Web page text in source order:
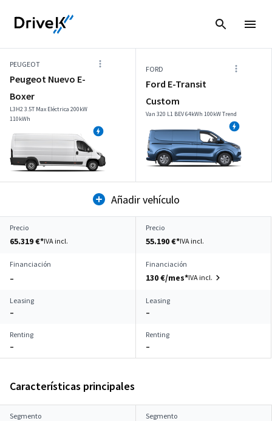
PEUGEOT
Peugeot Nuevo E-
Boxer
L3H2 3.5T Max Eléctrica 200kW
110kWh
FORD
Ford E-Transit
Custom
Van 320 L1 BEV 64kWh 100kW Trend
Añadir vehículo
Precio
65.319 €*IVA incl.
Precio
55.190 €*IVA incl.
Financiación
–
Financiación
130 €/mes*IVA incl.
Leasing
–
Leasing
–
Renting
–
Renting
–
Características principales
Segmento Segmento